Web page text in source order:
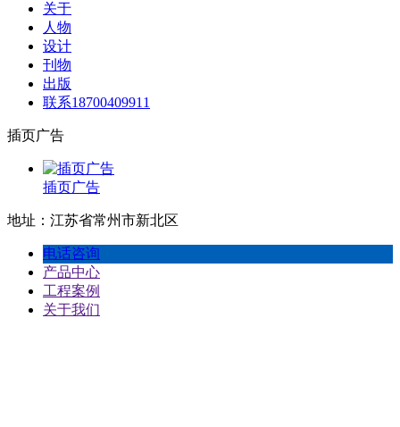
关于
人物
设计
刊物
出版
联系18700409911
插页广告
插页广告
地址：江苏省常州市新北区
电话咨询
产品中心
工程案例
关于我们